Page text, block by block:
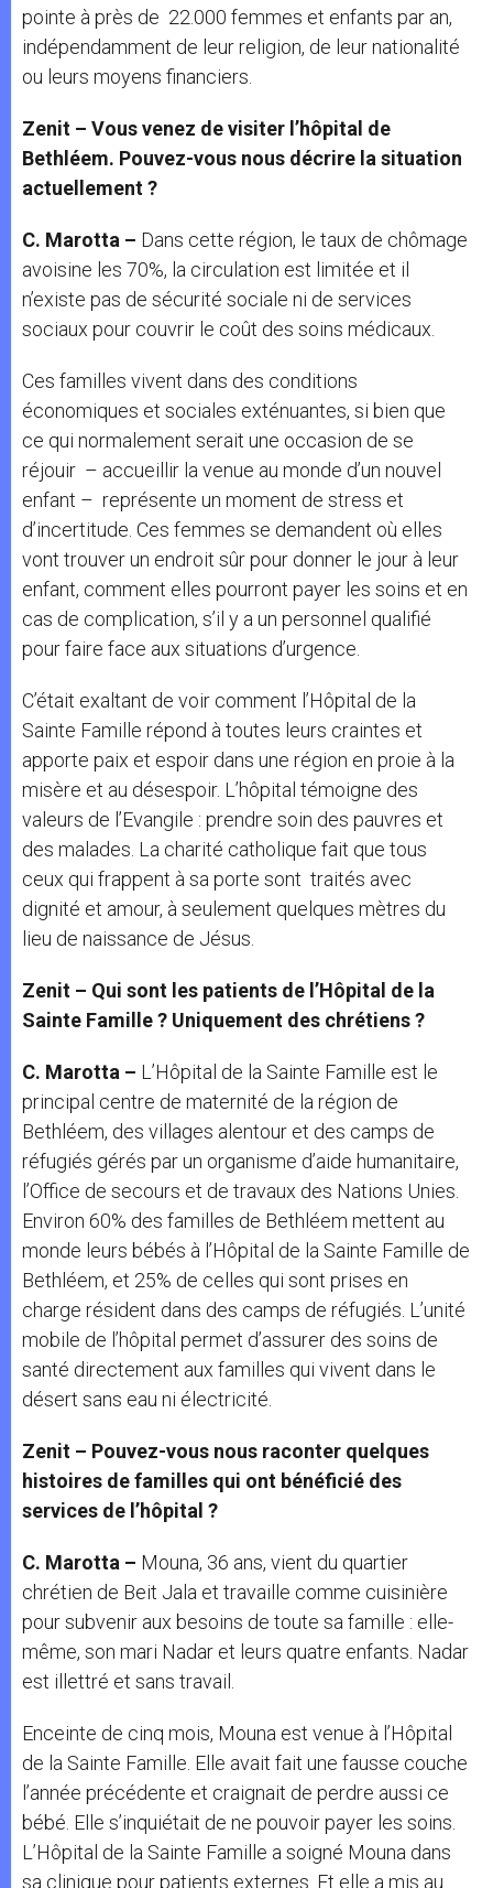
pointe à près de 22.000 femmes et enfants par an,
indépendamment de leur religion, de leur nationalité
ou leurs moyens financiers.
Zenit – Vous venez de visiter l’hôpital de
Bethléem. Pouvez-vous nous décrire la situation
actuellement ?
C. Marotta – Dans cette région, le taux de chômage
avoisine les 70%, la circulation est limitée et il
n’existe pas de sécurité sociale ni de services
sociaux pour couvrir le coût des soins médicaux.
Ces familles vivent dans des conditions
économiques et sociales exténuantes, si bien que
ce qui normalement serait une occasion de se
réjouir – accueillir la venue au monde d’un nouvel
enfant – représente un moment de stress et
d’incertitude. Ces femmes se demandent où elles
vont trouver un endroit sûr pour donner le jour à leur
enfant, comment elles pourront payer les soins et en
cas de complication, s’il y a un personnel qualifié
pour faire face aux situations d’urgence.
C’était exaltant de voir comment l’Hôpital de la
Sainte Famille répond à toutes leurs craintes et
apporte paix et espoir dans une région en proie à la
misère et au désespoir. L’hôpital témoigne des
valeurs de l’Evangile : prendre soin des pauvres et
des malades. La charité catholique fait que tous
ceux qui frappent à sa porte sont traités avec
dignité et amour, à seulement quelques mètres du
lieu de naissance de Jésus.
Zenit – Qui sont les patients de l’Hôpital de la
Sainte Famille ? Uniquement des chrétiens ?
C. Marotta – L’Hôpital de la Sainte Famille est le
principal centre de maternité de la région de
Bethléem, des villages alentour et des camps de
réfugiés gérés par un organisme d’aide humanitaire,
l’Office de secours et de travaux des Nations Unies.
Environ 60% des familles de Bethléem mettent au
monde leurs bébés à l’Hôpital de la Sainte Famille de
Bethléem, et 25% de celles qui sont prises en
charge résident dans des camps de réfugiés. L’unité
mobile de l’hôpital permet d’assurer des soins de
santé directement aux familles qui vivent dans le
désert sans eau ni électricité.
Zenit – Pouvez-vous nous raconter quelques
histoires de familles qui ont bénéficié des
services de l’hôpital ?
C. Marotta – Mouna, 36 ans, vient du quartier
chrétien de Beit Jala et travaille comme cuisinière
pour subvenir aux besoins de toute sa famille : elle-
même, son mari Nadar et leurs quatre enfants. Nadar
est illettré et sans travail.
Enceinte de cinq mois, Mouna est venue à l’Hôpital
de la Sainte Famille. Elle avait fait une fausse couche
l’année précédente et craignait de perdre aussi ce
bébé. Elle s’inquiétait de ne pouvoir payer les soins.
L’Hôpital de la Sainte Famille a soigné Mouna dans
sa clinique pour patients externes. Et elle a mis au